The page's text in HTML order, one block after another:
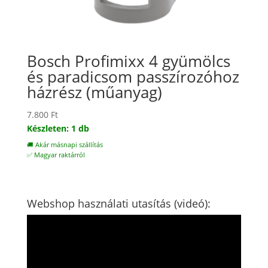
Bosch Profimixx 4 gyümölcs
és paradicsom passzírozóhoz
házrész (műanyag)
7.800 Ft
Készleten: 1 db
🚚 Akár másnapi szállítás
✅ Magyar raktárról
Webshop használati utasítás (videó):